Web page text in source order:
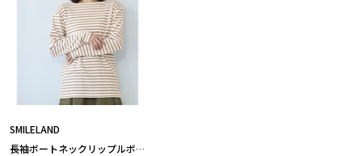
SMILELAND
長袖ボートネックリップルボー